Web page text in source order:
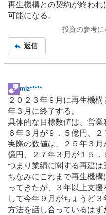
再生機構との契約が終われ
可能になる。
投資の参考に
返信
掲
示
板
記
事
miz*****
２０２３年９月に再生機
年３月に終了する。
具体的な目標数値は、営業
６年３月が９．５億円、２
実際の数値は、２５年３月
億円、２７年３月が１５．
つまり業績に関する再建は
ちなみにこれまで再生機
ってきたが、３年以上支
して今年９月がちょうど
方法を話し合っているは